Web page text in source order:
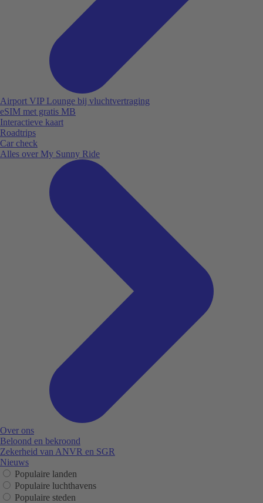
Airport VIP Lounge bij vluchtvertraging
eSIM met gratis MB
Interactieve kaart
Roadtrips
Car check
Alles over My Sunny Ride
Over ons
Beloond en bekroond
Zekerheid van ANVR en SGR
Nieuws
Populaire landen
Populaire luchthavens
Populaire steden